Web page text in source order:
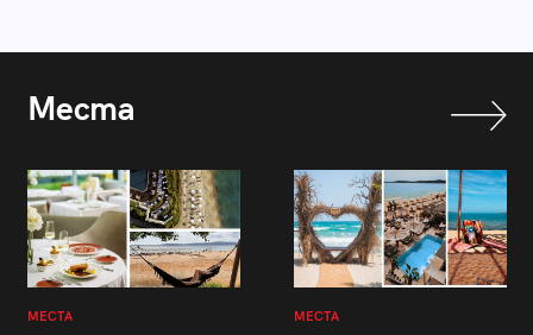
Места
МЕСТА МЕСТА